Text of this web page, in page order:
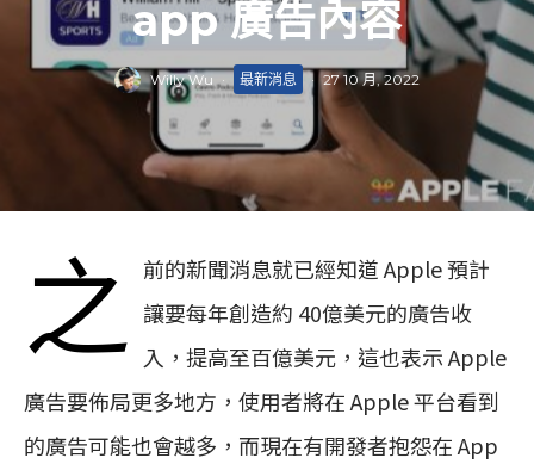
app 廣告內容
Willy Wu · 最新消息 · 27 10 月, 2022
之 前的新聞消息就已經知道 Apple 預計
讓要每年創造約 40億美元的廣告收
入，提高至百億美元，這也表示 Apple
廣告要佈局更多地方，使用者將在 Apple 平台看到
的廣告可能也會越多，而現在有開發者抱怨在 App